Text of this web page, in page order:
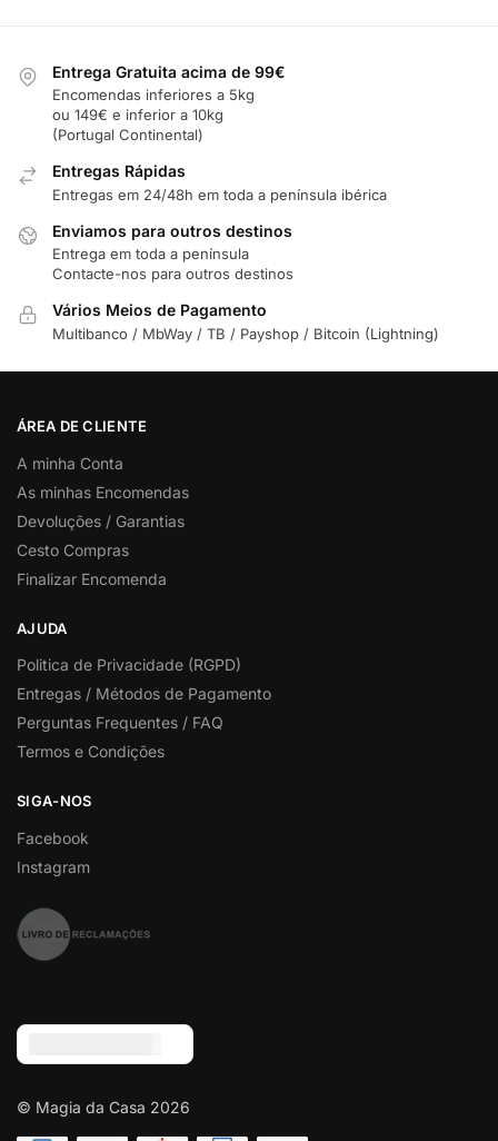
Entrega Gratuita acima de 99€
Encomendas inferiores a 5kg
ou 149€ e inferior a 10kg
(Portugal Continental)
Entregas Rápidas
Entregas em 24/48h em toda a península ibérica
Enviamos para outros destinos
Entrega em toda a península
Contacte-nos para outros destinos
Vários Meios de Pagamento
Multibanco / MbWay / TB / Payshop / Bitcoin (Lightning)
ÁREA DE CLIENTE
A minha Conta
As minhas Encomendas
Devoluções / Garantias
Cesto Compras
Finalizar Encomenda
AJUDA
Politica de Privacidade (RGPD)
Entregas / Métodos de Pagamento
Perguntas Frequentes / FAQ
Termos e Condições
SIGA-NOS
Facebook
Instagram
© Magia da Casa 2026